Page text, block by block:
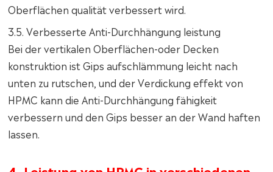
Oberflächen qualität verbessert wird.
3.5. Verbesserte Anti-Durchhängung leistung
Bei der vertikalen Oberflächen-oder Decken
konstruktion ist Gips aufschlämmung leicht nach
unten zu rutschen, und der Verdickung effekt von
HPMC kann die Anti-Durchhängung fähigkeit
verbessern und den Gips besser an der Wand haften
lassen.